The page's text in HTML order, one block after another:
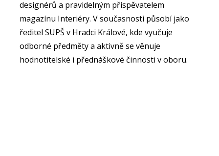
designérů a pravidelným přispěvatelem
magazínu Interiéry. V současnosti působí jako
ředitel SUPŠ v Hradci Králové, kde vyučuje
odborné předměty a aktivně se věnuje
hodnotitelské i přednáškové činnosti v oboru.